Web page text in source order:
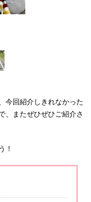
今回紹介しきれなかった
、またぜひぜひご紹介さ
！